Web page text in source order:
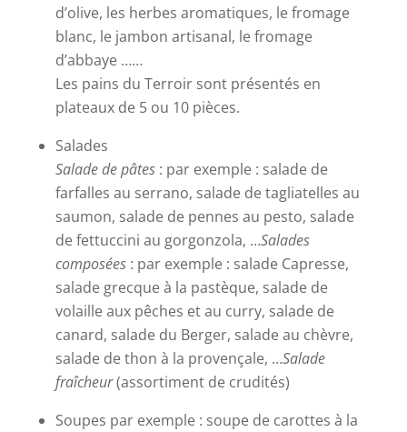
d’olive, les herbes aromatiques, le fromage
blanc, le jambon artisanal, le fromage
d’abbaye ……
Les pains du Terroir sont présentés en
plateaux de 5 ou 10 pièces.
Salades
Salade de pâtes : par exemple : salade de
farfalles au serrano, salade de tagliatelles au
saumon, salade de pennes au pesto, salade
de fettuccini au gorgonzola, …Salades
composées : par exemple : salade Capresse,
salade grecque à la pastèque, salade de
volaille aux pêches et au curry, salade de
canard, salade du Berger, salade au chèvre,
salade de thon à la provençale, …Salade
fraîcheur(assortiment de crudités)
Soupes par exemple : soupe de carottes à la